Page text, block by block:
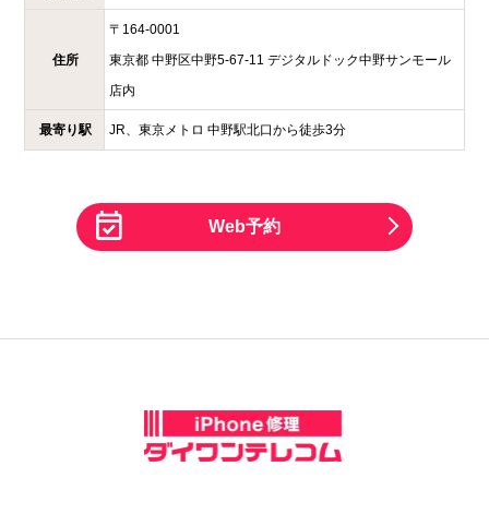
住所
〒 164-0001
東京都 中野区中野5-67-11 デジタルドック中野サンモール
店内
最寄り駅 JR、東京メトロ 中野駅北口から徒歩3分
Web予約